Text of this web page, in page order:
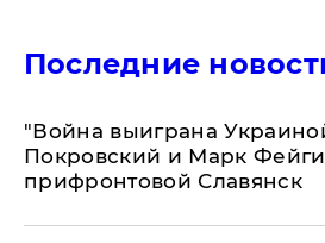
Последние
"Война выиграна
Покровский и Марк
прифронтовой Славянск